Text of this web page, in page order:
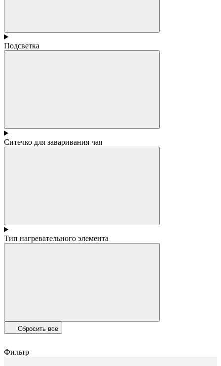
Подсветка
Ситечко для заваривания чая
Тип нагревательного элемента
Сбросить все
Фильтр